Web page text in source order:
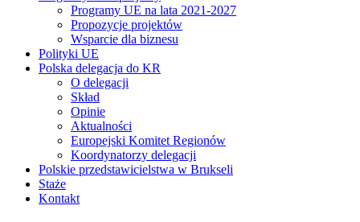
Programy UE na lata 2021-2027
Propozycje projektów
Wsparcie dla biznesu
Polityki UE
Polska delegacja do KR
O delegacji
Skład
Opinie
Aktualności
Europejski Komitet Regionów
Koordynatorzy delegacji
Polskie przedstawicielstwa w Brukseli
Staże
Kontakt